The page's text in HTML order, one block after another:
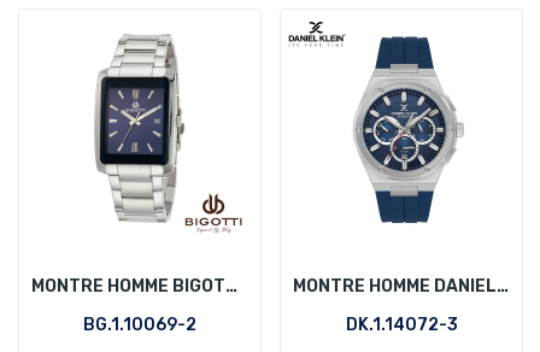
MONTRE HOMME BIGOTTI BG.1.10069-2
BG.1.10069-2
MONTRE HOMME DANIEL KLEIN DK.1.14072-3
DK.1.14072-3